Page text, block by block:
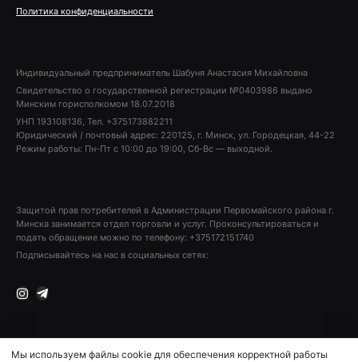
Политика конфиденциальности
Индивидуальный предприниматель Шабуня Анастасия Михайловна
Свидетельство о государственной регистрации №0403986 выдано
Минским горисполкомом 18.07.2018
УНП 193108136, Тел. +375173882211
Юридический / почтовый адрес: 220125, г. Минск, ул. Городецкая, 44-22
Режим работы: Пн-Пт с 10:00 до 19:00, Сб-Вс — выходной.
Защитой прав потребителей в Администрации Первомайского района г.
Минска занимается отдел торговли и услуг. Проконсультироваться и
подать обращение можно по телефону: +375172151740
Подписывайтесь на нас в социальных сетях:
InstagramTelegram
Мы используем файлы cookie для обеспечения корректной работы